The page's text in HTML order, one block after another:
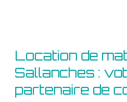
Location de
Sallanches :
partenaire de